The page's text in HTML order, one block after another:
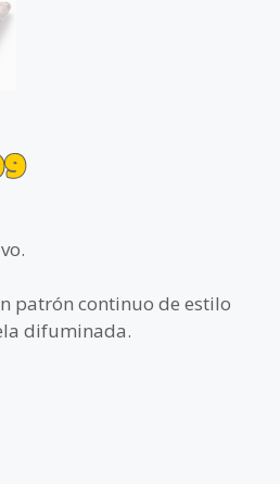
patrón continuo de estilo
difuminada.